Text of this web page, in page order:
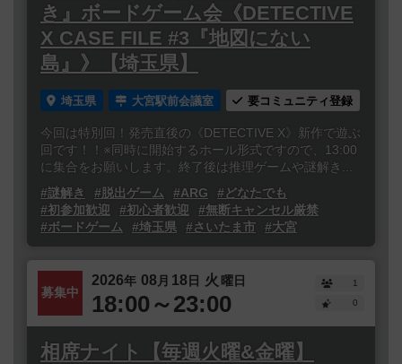
き』ボードゲーム会《DETECTIVE
X CASE FILE #3『地図にない
島』》【埼玉県】
埼玉県 大宮駅前会議室 要コミュニティ登録
今回は特別回！発売直後の《DETECTIVE X》新作で遊ぶ
回です！！※同時に開始するホール形式ですので、13:00
に集合をお願いします。終了後は推理ゲームや謎解き...
#謎解き
#脱出ゲーム #ARG
#どなたでも
#初参加歓迎
#初心者歓迎
#無断キャンセル厳禁
#ボードゲーム
#埼玉県 #さいたま市 #大宮
募集中
2026年 08 月 18日 火 曜日
18:00～23:00
1
0
相席ナイト【毎週火曜&金曜】